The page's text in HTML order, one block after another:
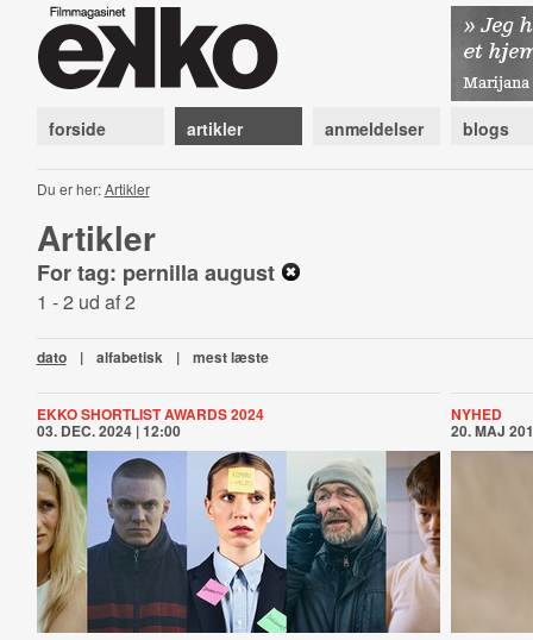
forside artikler anmeldelser blogs
Du er her:Artikler
Artikler
For tag: pernilla august
1 - 2 ud af 2
dato | alfabetisk | mest læste
EKKO SHORTLIST AWARDS 2024
03. DEC. 2024 | 12:00
NYHED
20. MAJ